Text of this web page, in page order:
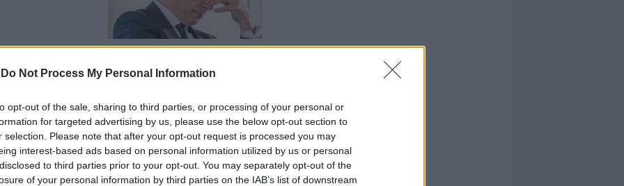
Do Not Process My Personal Information
opt-out of the sale, sharing to third parties, or processing of your personal or
for targeted advertising by us, please use the below opt-out section to
selection. Please note that after your opt-out request is processed you may
interest-based ads based on personal information utilized by us or personal
to third parties prior to your opt-out. You may separately opt-out of the
of your personal information by third parties on the IAB’s list of downstream
della